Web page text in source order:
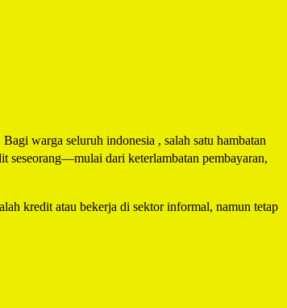
warga seluruh indonesia , salah satu hambatan
seseorang—mulai dari keterlambatan pembayaran,
kredit atau bekerja di sektor informal, namun tetap